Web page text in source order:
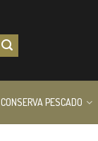
CONSERVA PESCADO